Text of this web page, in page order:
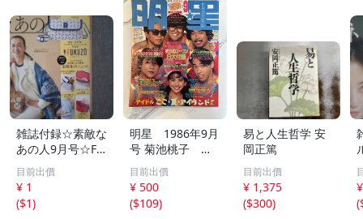
雑誌付録☆素敵な
あの人9月号☆FU
KUZOお財布ポシ
ェット（発送3日
以内・同梱不可）
目前出價
¥ 1
($1)
明星 1986年9月
号 菊池桃子 本
田美奈子 チェッ
カーズ 中山美
穂 とんねるず
小泉今日子 おニ
目前出價
¥ 500
($109)
易と人生哲学 安
岡正篤
目前出價
¥ 1,375
($300)
(